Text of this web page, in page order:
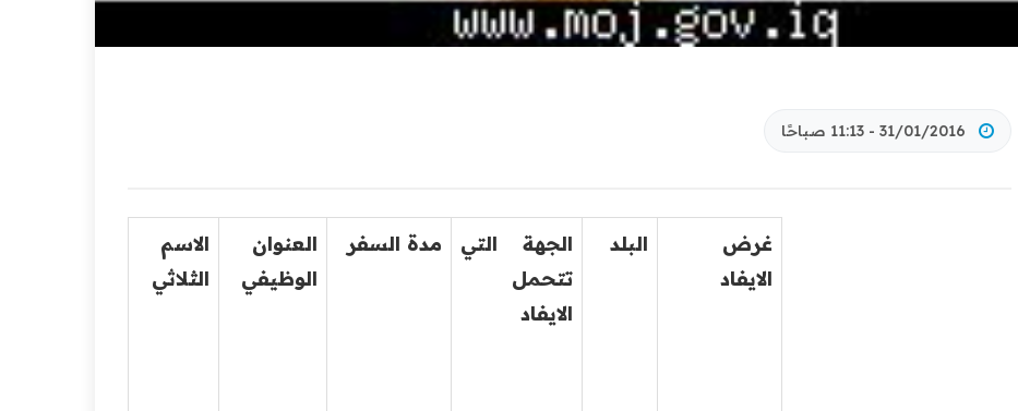
31/01/2016 - 11:13 صباحًا
غرض
الايفاد
البلد
الجهة التي
تتحمل
الايفاد
مدة السفر
العنوان
الوظيفي
الاسم
الثلاثي